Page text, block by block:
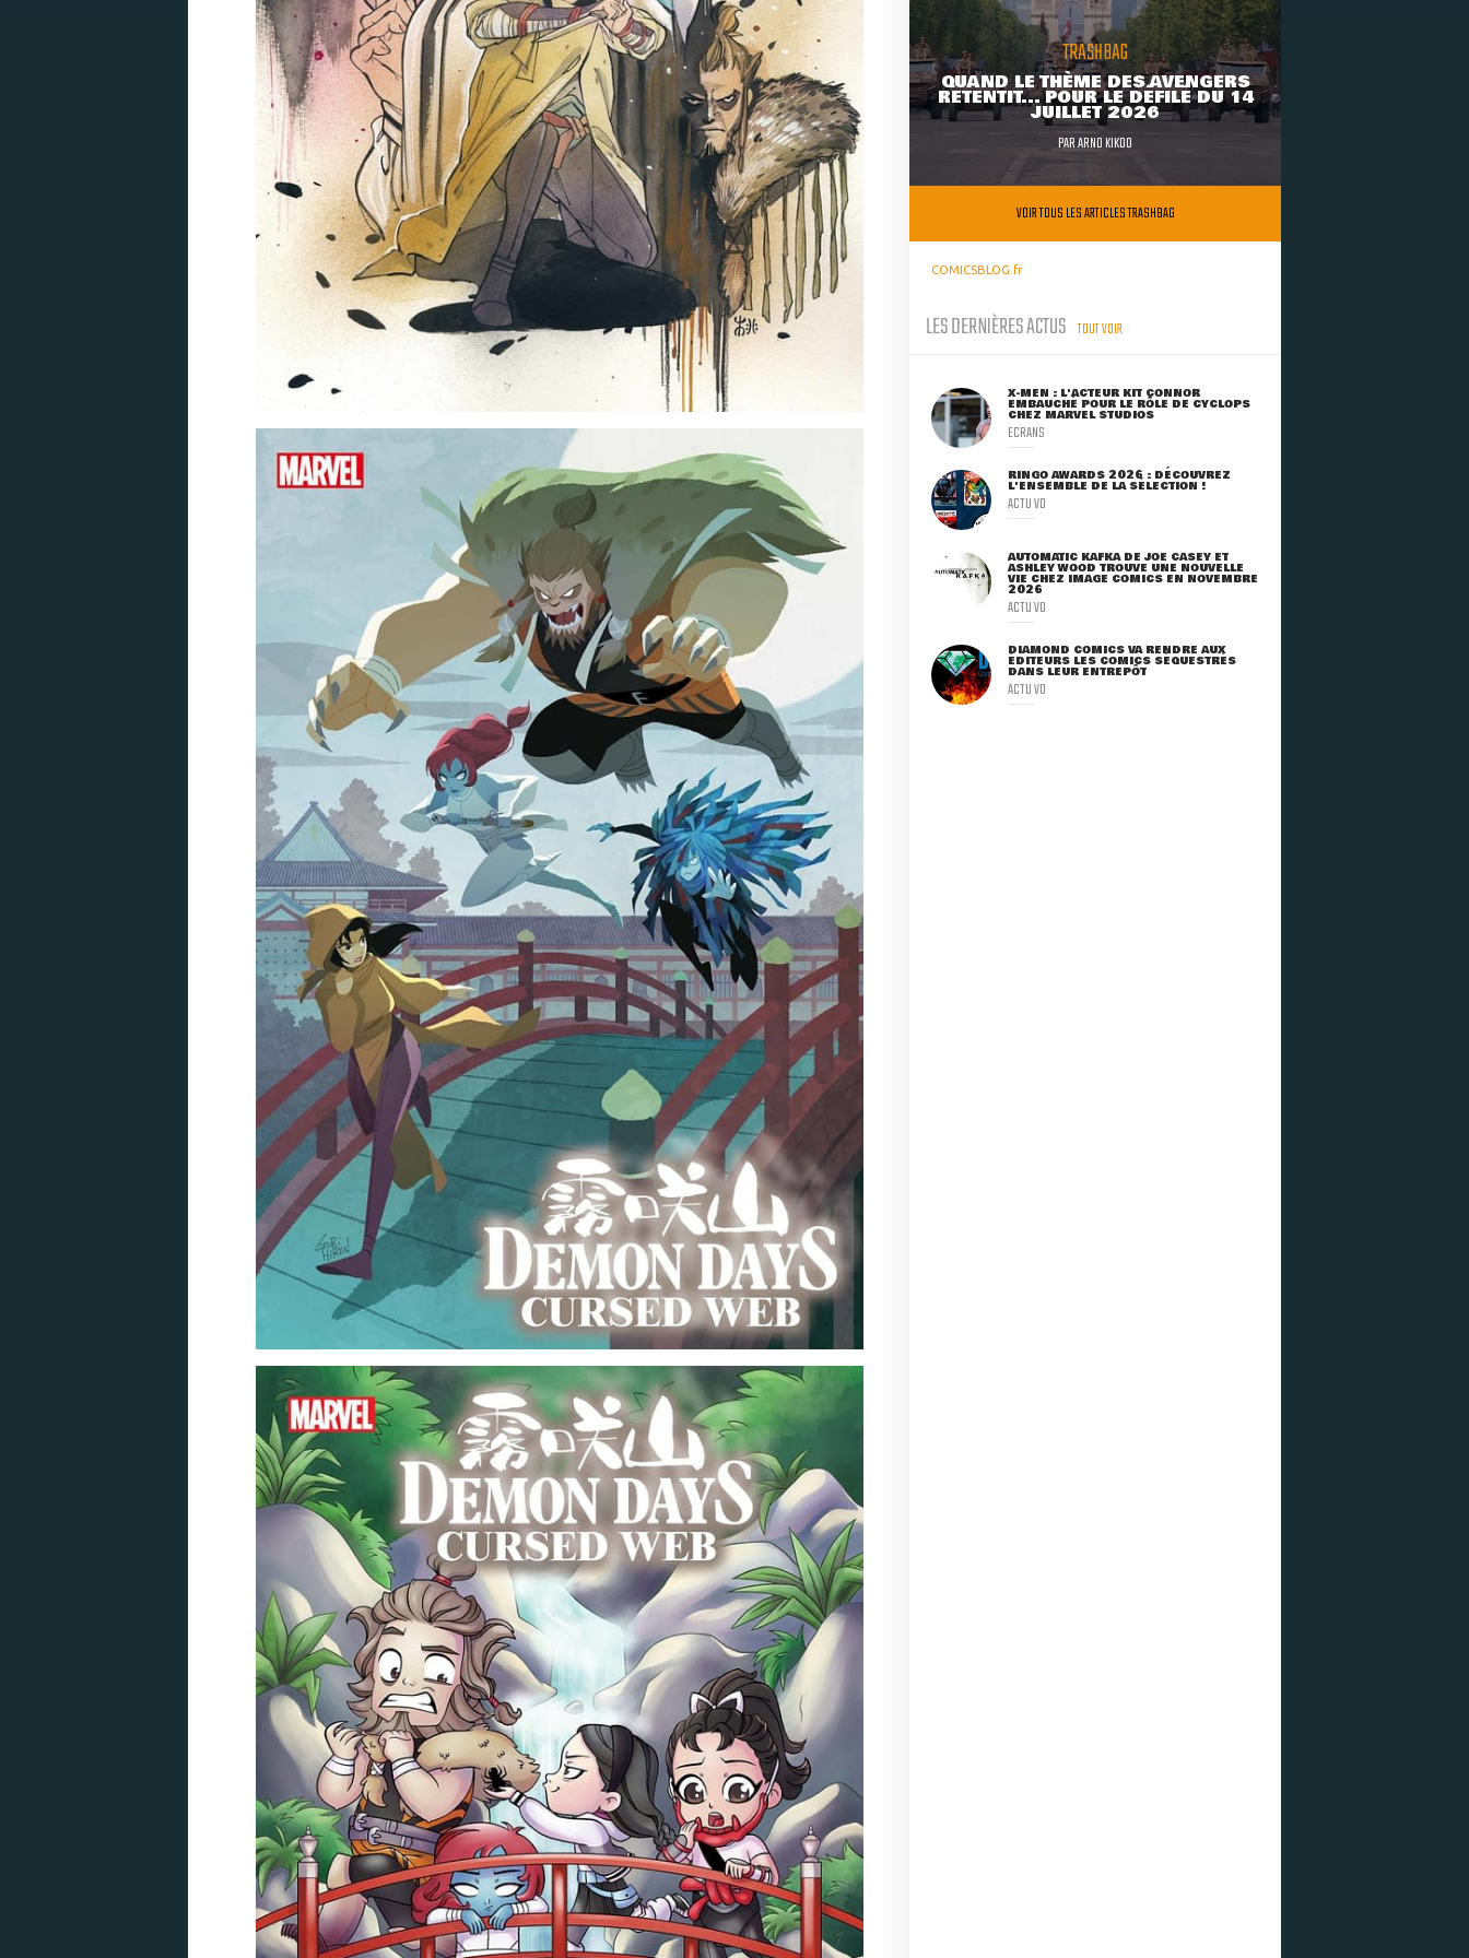
TRASHBAG
QUAND LE THÈME DES AVENGERS
RETENTIT... POUR LE DÉFILÉ DU 14
JUILLET 2026
PARARNO KIKOO
VOIR TOUS LES ARTICLES TRASHBAG
COMICSBLOG.fr
LES DERNIÈRES ACTUS TOUT VOIR
X-MEN : L'ACTEUR KIT CONNOR
EMBAUCHÉ POUR LE RÔLE DE CYCLOPS
CHEZ MARVEL STUDIOS
ECRANS
RINGO AWARDS 2026 : DÉCOUVREZ
L'ENSEMBLE DE LA SÉLECTION !
ACTU VO
AUTOMATIC KAFKA DE JOE CASEY ET
ASHLEY WOOD TROUVE UNE NOUVELLE
VIE CHEZ IMAGE COMICS EN NOVEMBRE
2026
ACTU VO
DIAMOND COMICS VA RENDRE AUX
ÉDITEURS LES COMICS SÉQUESTRÉS
DANS LEUR ENTREPÔT
ACTU VO